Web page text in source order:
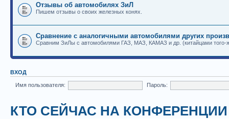
Отзывы об автомобилях ЗиЛ
Пишем отзывы о своих железных конях.
Сравнение с аналогичными автомобилями других
Сравним ЗиЛы с автомобилями ГАЗ, МАЗ, КАМАЗ и др. (китайцами того-
ВХОД
Имя пользователя: Пароль:
КТО СЕЙЧАС НА КОНФЕРЕНЦИИ